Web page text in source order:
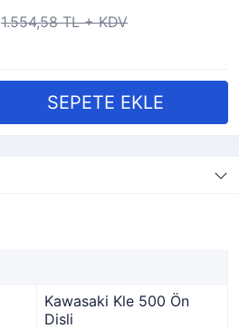
1.554,58 TL + KDV
Kawasaki Kle 500 Ön
Disli